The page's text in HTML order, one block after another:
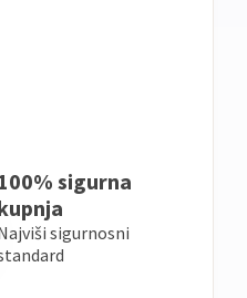
sigurna
sigurnosni